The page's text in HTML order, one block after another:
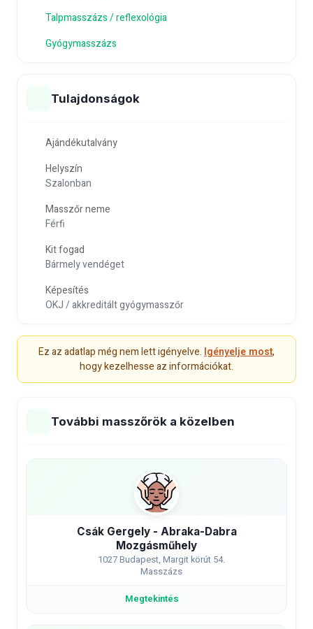
Talpmasszázs / reflexológia
Gyógymasszázs
Tulajdonságok
Ajándékutalvány
Helyszín
Szalonban
Masszőr neme
Férfi
Kit fogad
Bármely vendéget
Képesítés
OKJ / akkreditált gyógymasszőr
Ez az adatlap még nem lett igényelve. Igényelje most,
hogy kezelhesse az információkat.
További masszőrök a közelben
Csák Gergely - Abraka-Dabra
Mozgásműhely
1027 Budapest, Margit körút 54.
Masszázs
Megtekintés